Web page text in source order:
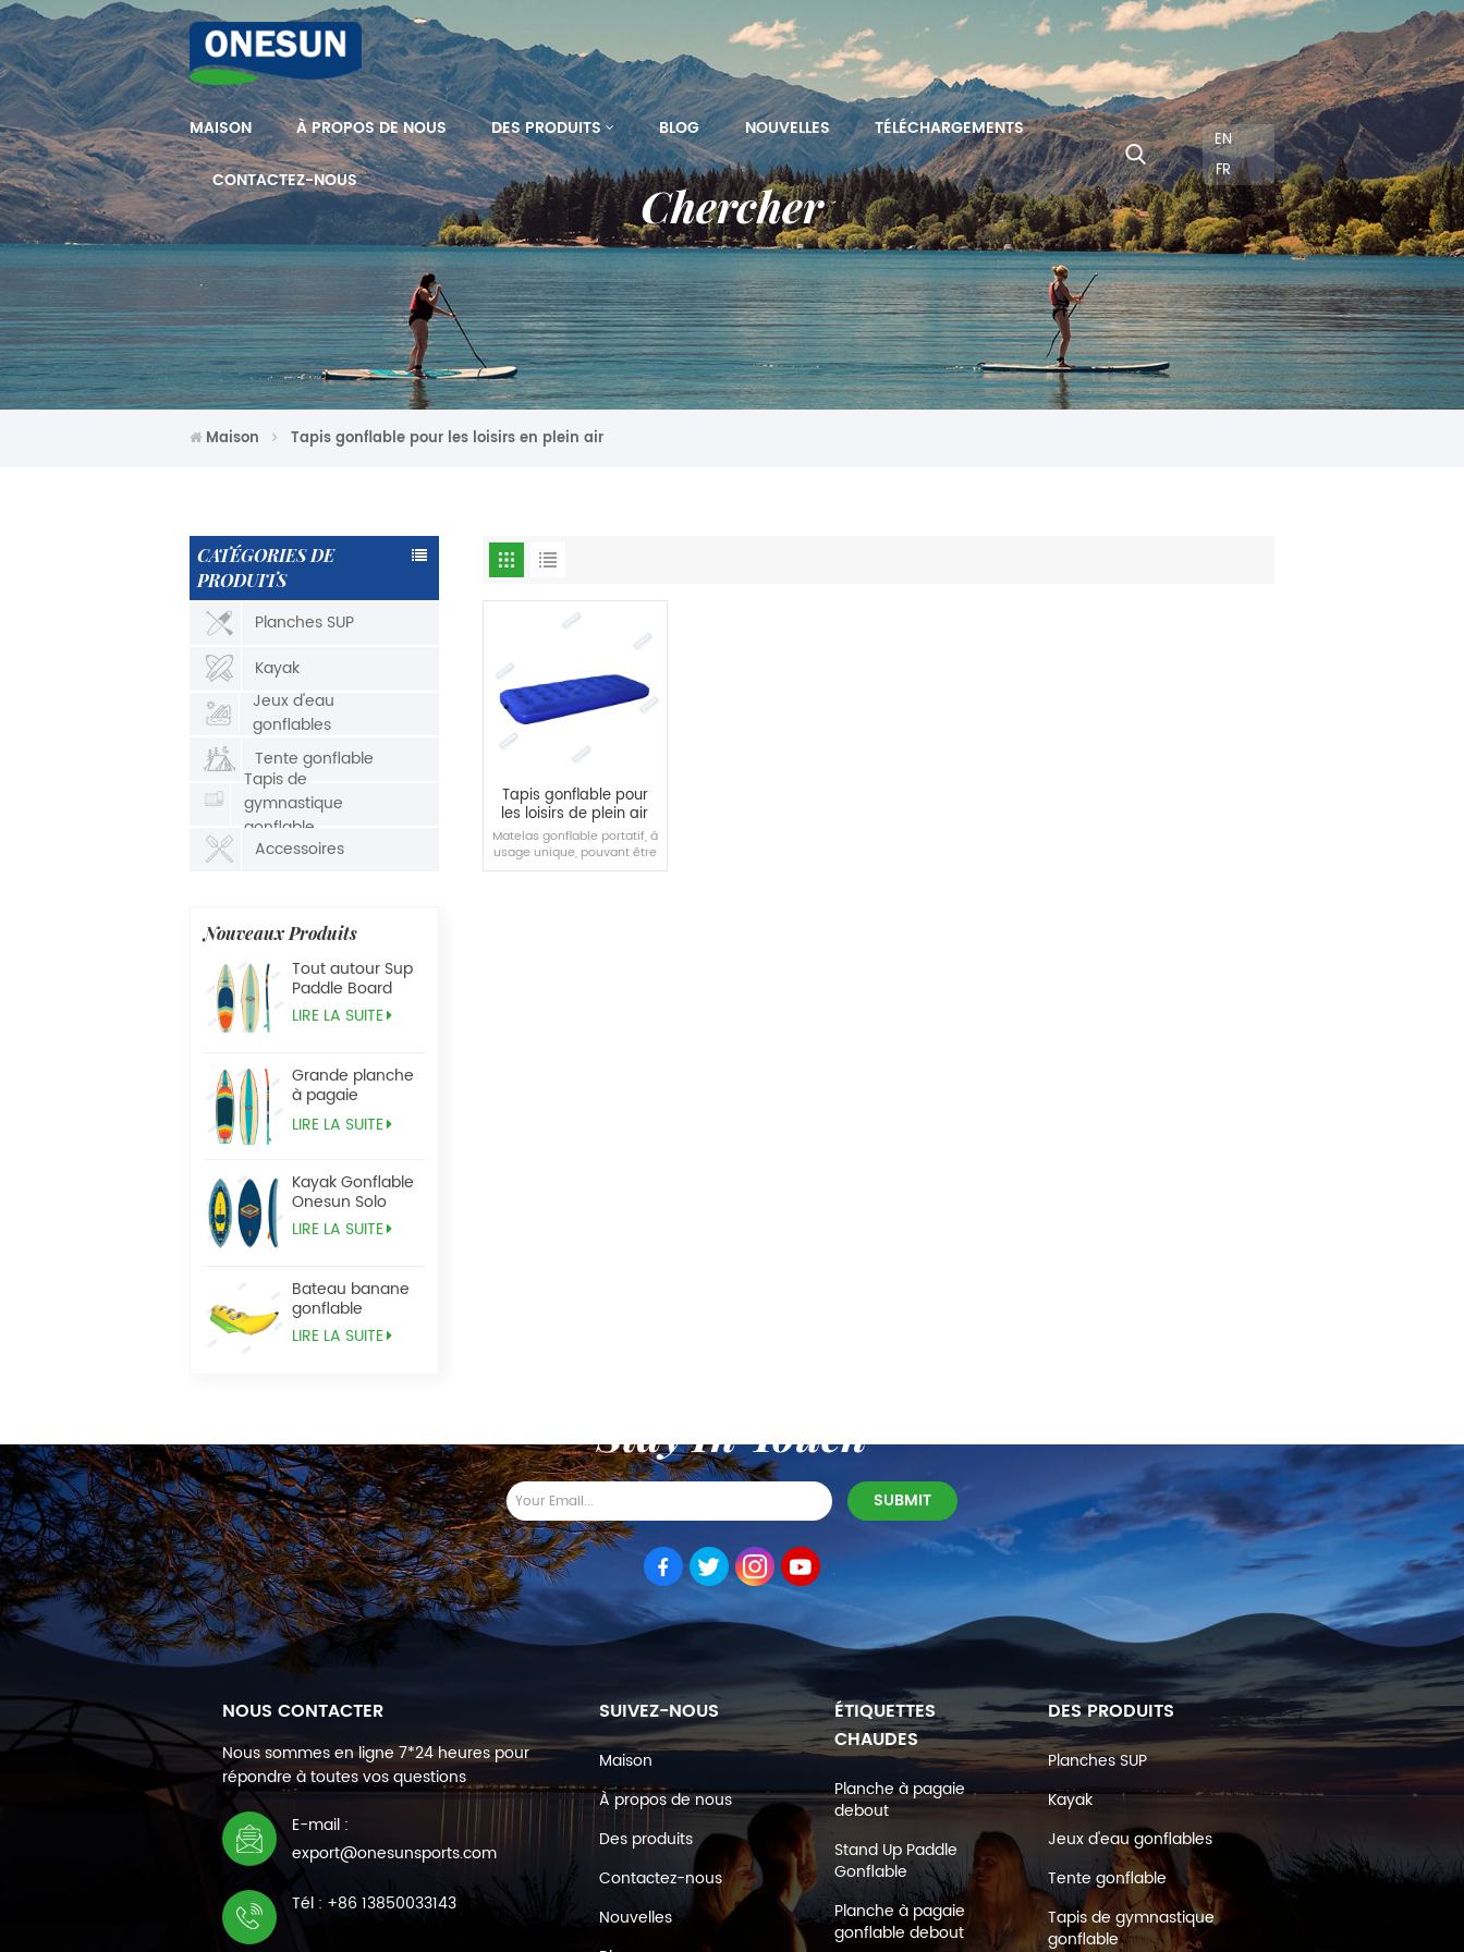
MAISON À PROPOS DE NOUS DES PRODUITS BLOG NOUVELLES TÉLÉCHARGEMENTS
CONTACTEZ-NOUS
EN
FR
Chercher
Maison Tapis gonflable pour les loisirs en plein air
CATÉGORIES DE
PRODUITS
Planches SUP
Kayak
Jeux d'eau
gonflables
Tente gonflable
Tapis de
gymnastique
gonflable
Accessoires
Nouveaux Produits
Tout autour Sup
Paddle Board
LIRE LA SUITE
Grande planche
à pagaie
Tandem Sup
LIRE LA SUITE
Kayak Gonflable
Onesun Solo
LIRE LA SUITE
Bateau banane
gonflable
LIRE LA SUITE
Tapis gonflable pour
les loisirs de plein air
Matelas gonflable portatif, à
usage unique, pouvant être
placé sur la banquette
Stay In Touch
NOUS CONTACTER
Nous sommes en ligne 7*24 heures pour
répondre à toutes vos questions
E-mail :
export@onesunsports.com
Tél : +86 13850033143
SUIVEZ-NOUS
Maison
À propos de nous
Des produits
Contactez-nous
Nouvelles
ÉTIQUETTES
CHAUDES
Planche à pagaie
debout
Stand Up Paddle
Gonflable
Planche à pagaie
gonflable debout
DES PRODUITS
Planches SUP
Kayak
Jeux d'eau gonflables
Tente gonflable
Tapis de gymnastique
gonflable